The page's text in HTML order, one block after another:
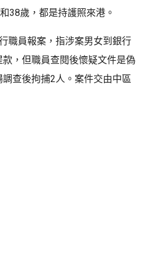
38歲，都是持護照來港。
職員報案，指涉案男女到銀行
，但職員查閱後懷疑文件是偽
查後拘捕2人。案件交由中區